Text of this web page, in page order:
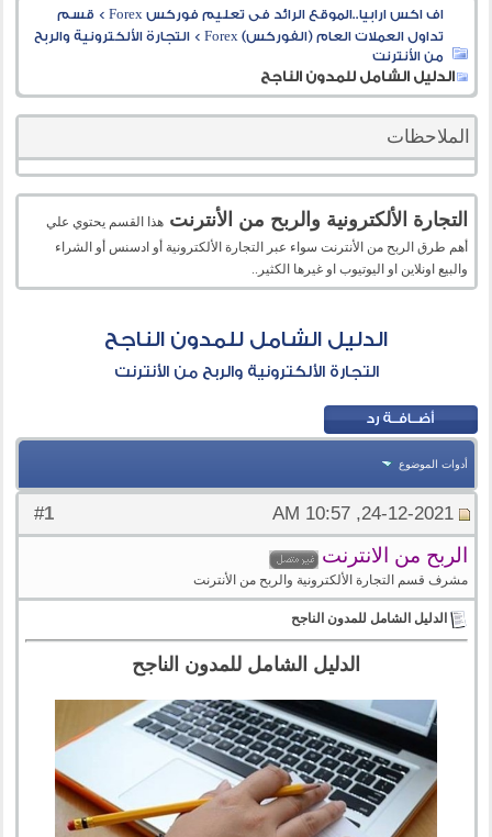
اف اكس ارابيا..الموقع الرائد فى تعليم فوركس Forex > قسم
تداول العملات العام (الفوركس) Forex
>التجارة الألكترونية والربح
من الأنترنت
الدليل الشامل للمدون الناجح
الملاحظات
التجارة الألكترونية والربح من الأنترنت هذا القسم يحتوي علي
أهم طرق الربح من الأنترنت سواء عبر التجارة الألكترونية أو ادسنس أو الشراء
والبيع اونلاين او اليوتيوب او غيرها الكثير..
الدليل الشامل للمدون الناجح
التجارة الألكترونية والربح من الأنترنت
أدوات الموضوع
#
1 24-12-2021, 10:57 AM
الربح من الانترنت
مشرف قسم التجارة الألكترونية والربح من الأنترنت
الدليل الشامل للمدون الناجح
الدليل الشامل للمدون الناجح